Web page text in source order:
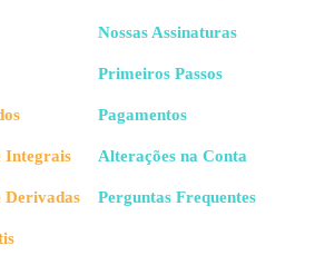
Integrais
Derivadas
Nossas Assinaturas
Primeiros Passos
Pagamentos
Alterações na Conta
Perguntas Frequentes